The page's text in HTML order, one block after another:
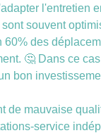
l'entretien
souvent
des
🤔 Dans ce
bon
de mauvaise
service